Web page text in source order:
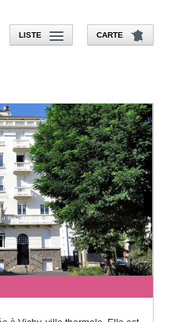
LISTE CARTE